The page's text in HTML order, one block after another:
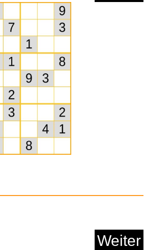
Dimebag Darrel -...
Organ Book-
AnzeigeWeiter